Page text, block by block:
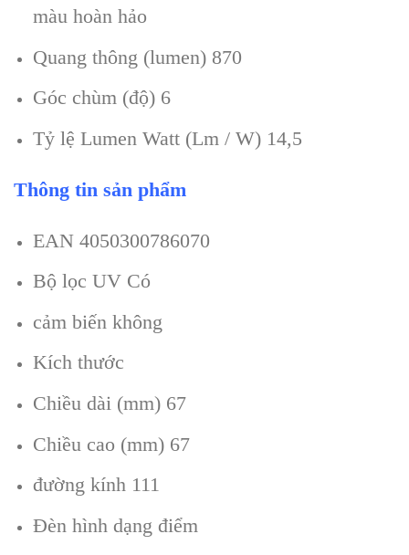
màu hoàn hảo
Quang thông (lumen) 870
Góc chùm (độ) 6
Tỷ lệ Lumen Watt (Lm / W) 14,5
Thông tin sản phẩm
EAN 4050300786070
Bộ lọc UV Có
cảm biến không
Kích thước
Chiều dài (mm) 67
Chiều cao (mm) 67
đường kính 111
Đèn hình dạng điểm